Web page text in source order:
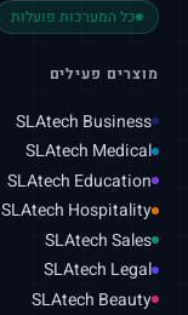
כל המערכות פועלות
מוצרים פעילים
SLAtech Business
SLAtech Medical
SLAtech Education
SLAtech Hospitality
SLAtech Sales
SLAtech Legal
SLAtech Beauty